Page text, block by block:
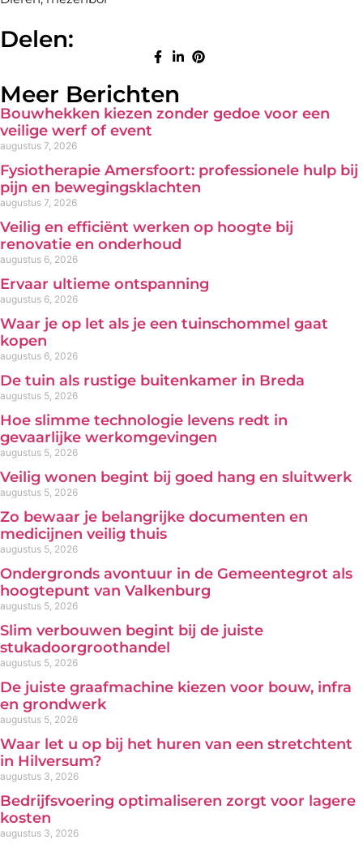
Delen:
Meer Berichten
Bouwhekken kiezen zonder gedoe voor een
veilige werf of event
augustus 7, 2026
Fysiotherapie Amersfoort: professionele hulp bij
pijn en bewegingsklachten
augustus 7, 2026
Veilig en efficiënt werken op hoogte bij
renovatie en onderhoud
augustus 6, 2026
Ervaar ultieme ontspanning
augustus 6, 2026
Waar je op let als je een tuinschommel gaat
kopen
augustus 6, 2026
De tuin als rustige buitenkamer in Breda
augustus 5, 2026
Hoe slimme technologie levens redt in
gevaarlijke werkomgevingen
augustus 5, 2026
Veilig wonen begint bij goed hang en sluitwerk
augustus 5, 2026
Zo bewaar je belangrijke documenten en
medicijnen veilig thuis
augustus 5, 2026
Ondergronds avontuur in de Gemeentegrot als
hoogtepunt van Valkenburg
augustus 5, 2026
Slim verbouwen begint bij de juiste
stukadoorgroothandel
augustus 5, 2026
De juiste graafmachine kiezen voor bouw, infra
en grondwerk
augustus 5, 2026
Waar let u op bij het huren van een stretchtent
in Hilversum?
augustus 3, 2026
Bedrijfsvoering optimaliseren zorgt voor lagere
kosten
augustus 3, 2026